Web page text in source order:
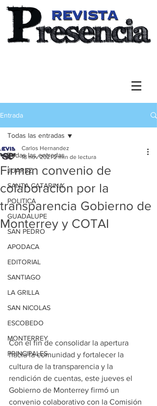
Entrada
Todas las entradas
JUAREZ
SANTA CATARINA
POLITICA
GUADALUPE
SAN PEDRO
APODACA
EDITORIAL
SANTIAGO
LA GRILLA
SAN NICOLAS
ESCOBEDO
MONTERREY
PRINCIPALES
Todas las entradas
Firman convenio de
colaboración por la
transparencia Gobierno de
Monterrey y COTAI
Carlos Hernandez
18 nov 2021 2 min de lectura
Con el fin de consolidar la apertura
hacia la comunidad y fortalecer la
cultura de la transparencia y la
rendición de cuentas, este jueves el
Gobierno de Monterrey firmó un
convenio colaborativo con la Comisión